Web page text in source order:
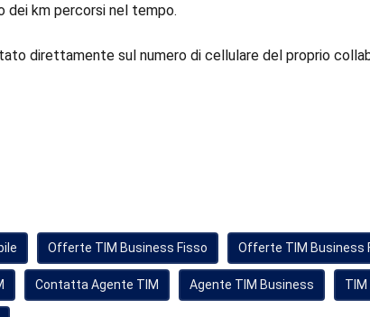
dei km percorsi nel tempo.
direttamente sul numero di cellulare del proprio
Offerte TIM Business Fisso Offerte TIM Business
Contatta Agente TIM Agente TIM Business TIM